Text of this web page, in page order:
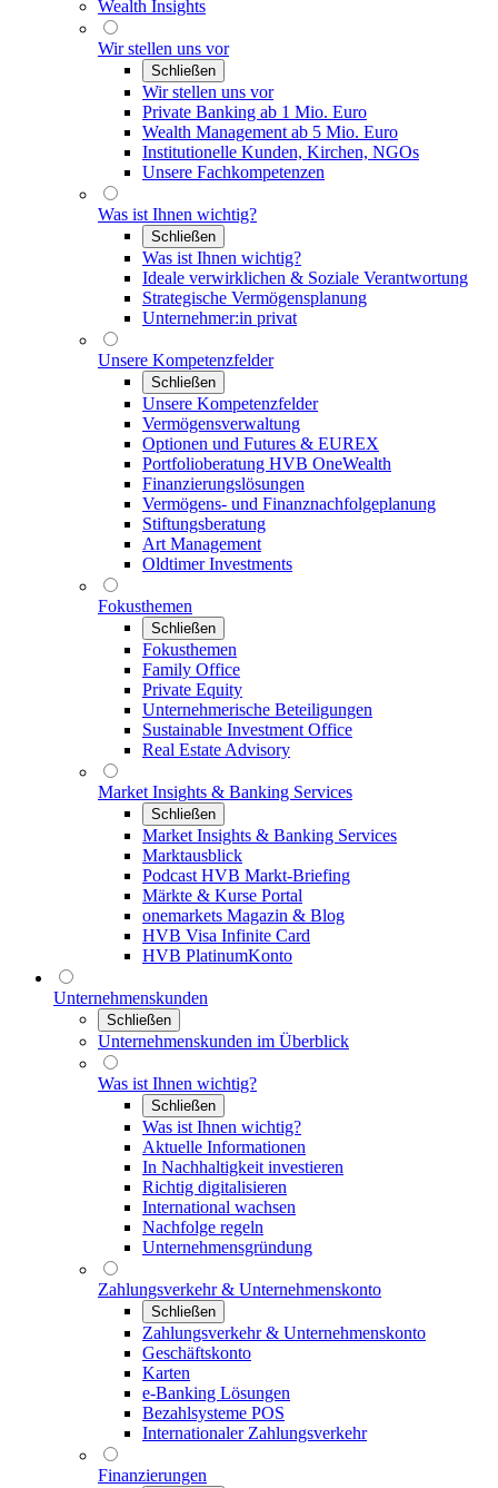
Wealth Insights
Wir stellen uns vor
Schließen
Wir stellen uns vor
Private Banking ab 1 Mio. Euro
Wealth Management ab 5 Mio. Euro
Institutionelle Kunden, Kirchen, NGOs
Unsere Fachkompetenzen
Was ist Ihnen wichtig?
Schließen
Was ist Ihnen wichtig?
Ideale verwirklichen & Soziale Verantwortung
Strategische Vermögensplanung
Unternehmer:in privat
Unsere Kompetenzfelder
Schließen
Unsere Kompetenzfelder
Vermögensverwaltung
Optionen und Futures & EUREX
Portfolioberatung HVB OneWealth
Finanzierungslösungen
Vermögens- und Finanznachfolgeplanung
Stiftungsberatung
Art Management
Oldtimer Investments
Fokusthemen
Schließen
Fokusthemen
Family Office
Private Equity
Unternehmerische Beteiligungen
Sustainable Investment Office
Real Estate Advisory
Market Insights & Banking Services
Schließen
Market Insights & Banking Services
Marktausblick
Podcast HVB Markt-Briefing
Märkte & Kurse Portal
onemarkets Magazin & Blog
HVB Visa Infinite Card
HVB PlatinumKonto
Unternehmenskunden
Schließen
Unternehmenskunden im Überblick
Was ist Ihnen wichtig?
Schließen
Was ist Ihnen wichtig?
Aktuelle Informationen
In Nachhaltigkeit investieren
Richtig digitalisieren
International wachsen
Nachfolge regeln
Unternehmensgründung
Zahlungsverkehr & Unternehmenskonto
Schließen
Zahlungsverkehr & Unternehmenskonto
Geschäftskonto
Karten
e-Banking Lösungen
Bezahlsysteme POS
Internationaler Zahlungsverkehr
Finanzierungen